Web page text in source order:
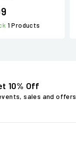
1 Products
10% Off
sales and offers